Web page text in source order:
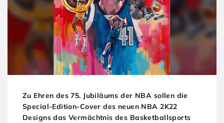
Zu Ehren des 75. Jubiläums der NBA sollen die
Special-Edition-Cover des neuen NBA 2K22
Designs das Vermächtnis des Basketballsports